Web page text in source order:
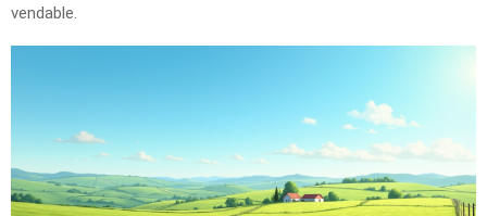
vendable.